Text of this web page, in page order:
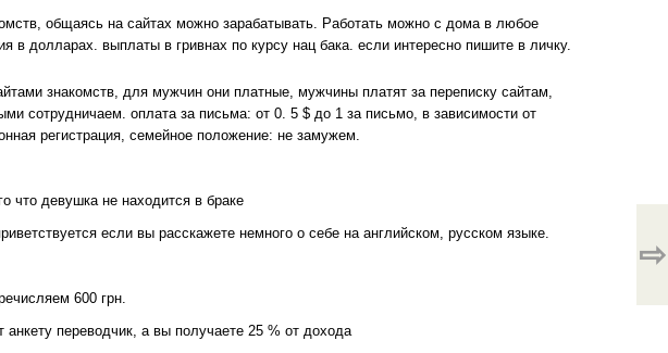
общаясь на сайтах можно зарабатывать. Работать можно с дома в любое
долларах. выплаты в гривнах по курсу нац бака. если интересно пишите в личку.
знакомств, для мужчин они платные, мужчины платят за переписку сайтам,
сотрудничаем. оплата за письма: от 0. 5 $ до 1 за письмо, в зависимости от
регистрация, семейное положение: не замужем.
что девушка не находится в браке
если вы расскажете немного о себе на английском, русском языке.
600 грн.
переводчик, а вы получаете 25 % от дохода
⇨